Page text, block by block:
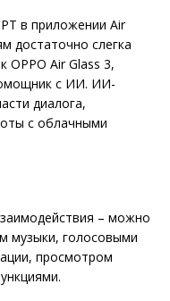
в приложении Air
достаточно слегка
OPPO Air Glass 3,
с ИИ. ИИ-
диалога,
с облачными
– можно
музыки, голосовыми
просмотром